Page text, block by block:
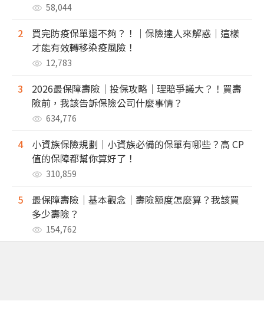
58,044
2
買完防疫保單還不夠？！｜保險達人來解惑｜這樣
才能有效轉移染疫風險！
12,783
3
2026最保障壽險｜投保攻略｜理賠爭議大？！買壽
險前，我該告訴保險公司什麼事情？
634,776
4
小資族保險規劃｜小資族必備的保單有哪些？高 CP
值的保障都幫你算好了！
310,859
5
最保障壽險｜基本觀念｜壽險額度怎麼算？我該買
多少壽險？
154,762